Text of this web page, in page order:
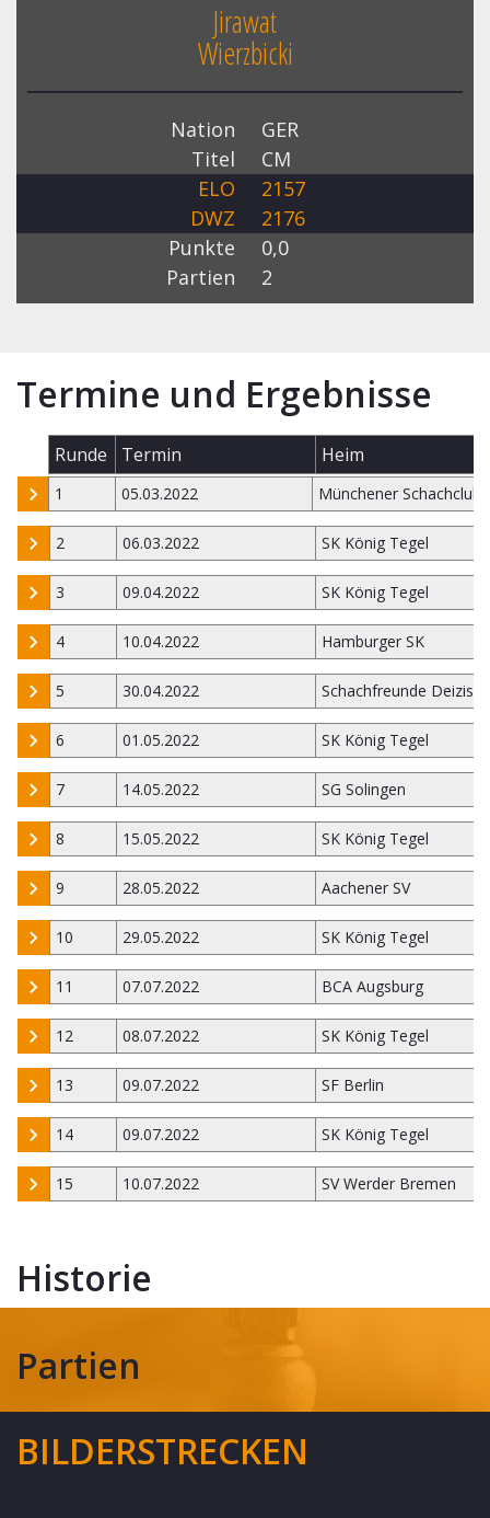
Jirawat
Wierzbicki
Nation
GER
Titel
CM
ELO
2157
DWZ
2176
Punkte
0,0
Partien
2
Termine und Ergebnisse
Runde Termin Heim
1 05.03.2022 Münchener Schachclub
2 06.03.2022 SK König Tegel
3 09.04.2022 SK König Tegel
4 10.04.2022 Hamburger SK
5 30.04.2022 Schachfreunde
6 01.05.2022 SK König Tegel
7 14.05.2022 SG Solingen
8 15.05.2022 SK König Tegel
9 28.05.2022 Aachener SV
10 29.05.2022 SK König Tegel
11 07.07.2022 BCA Augsburg
12 08.07.2022 SK König Tegel
13 09.07.2022 SF Berlin
14 09.07.2022 SK König Tegel
15 10.07.2022 SV Werder Bremen
Historie
Partien
BILDERSTRECKEN